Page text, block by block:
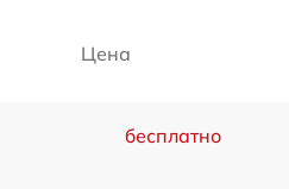
Цена
бесплатно